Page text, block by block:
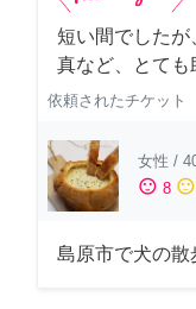
短い間でしたが
真など、とても
依頼されたチケット
女性 /
sentiment_satisfied 8 sentiment_neutral
島原市で犬の散